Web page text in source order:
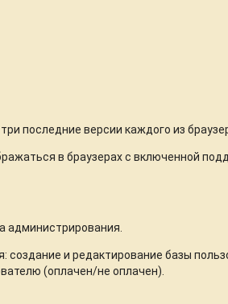
последние версии каждого из
в браузерах с включенной
администрирования.
и редактирование базы
(оплачен/не оплачен).